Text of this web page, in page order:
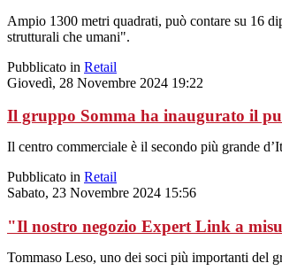
Ampio 1300 metri quadrati, può contare su 16
strutturali che umani".
Pubblicato in Retail
Giovedì, 28 Novembre 2024 19:22
Il gruppo Somma ha inaugurato il
Il centro commerciale è il secondo più grande
Pubblicato in Retail
Sabato, 23 Novembre 2024 15:56
"Il nostro negozio Expert Link a
Tommaso Leso, uno dei soci più importanti del